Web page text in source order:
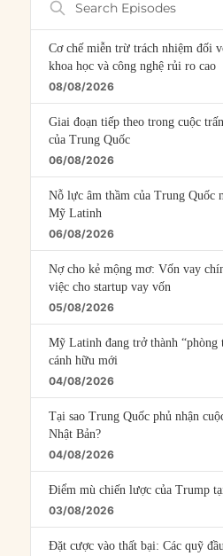
Episodes
Cơ chế miễn trừ trách nhiệm đối
khoa học và công nghệ rủi ro cao
08/08/2026
Giai đoạn tiếp theo trong cuộc
của Trung Quốc
06/08/2026
Nỗ lực âm thầm của Trung Quốc
Mỹ Latinh
06/08/2026
Nợ cho kẻ mộng mơ: Vốn vay
việc cho startup vay vốn
05/08/2026
Mỹ Latinh đang trở thành “phòng
cánh hữu mới
04/08/2026
Tại sao Trung Quốc phủ nhận
Nhật Bản?
04/08/2026
Điểm mù chiến lược của Trump
03/08/2026
Đặt cược vào thất bại: Các quỹ